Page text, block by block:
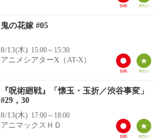
鬼の花嫁 #05
8/13(木) 15:00～15:30
アニメシアターX（AT-X）
『呪術廻戦』「懐玉・玉折／渋谷事変」
#29，30
8/13(木) 17:00～18:00
アニマックスＨＤ